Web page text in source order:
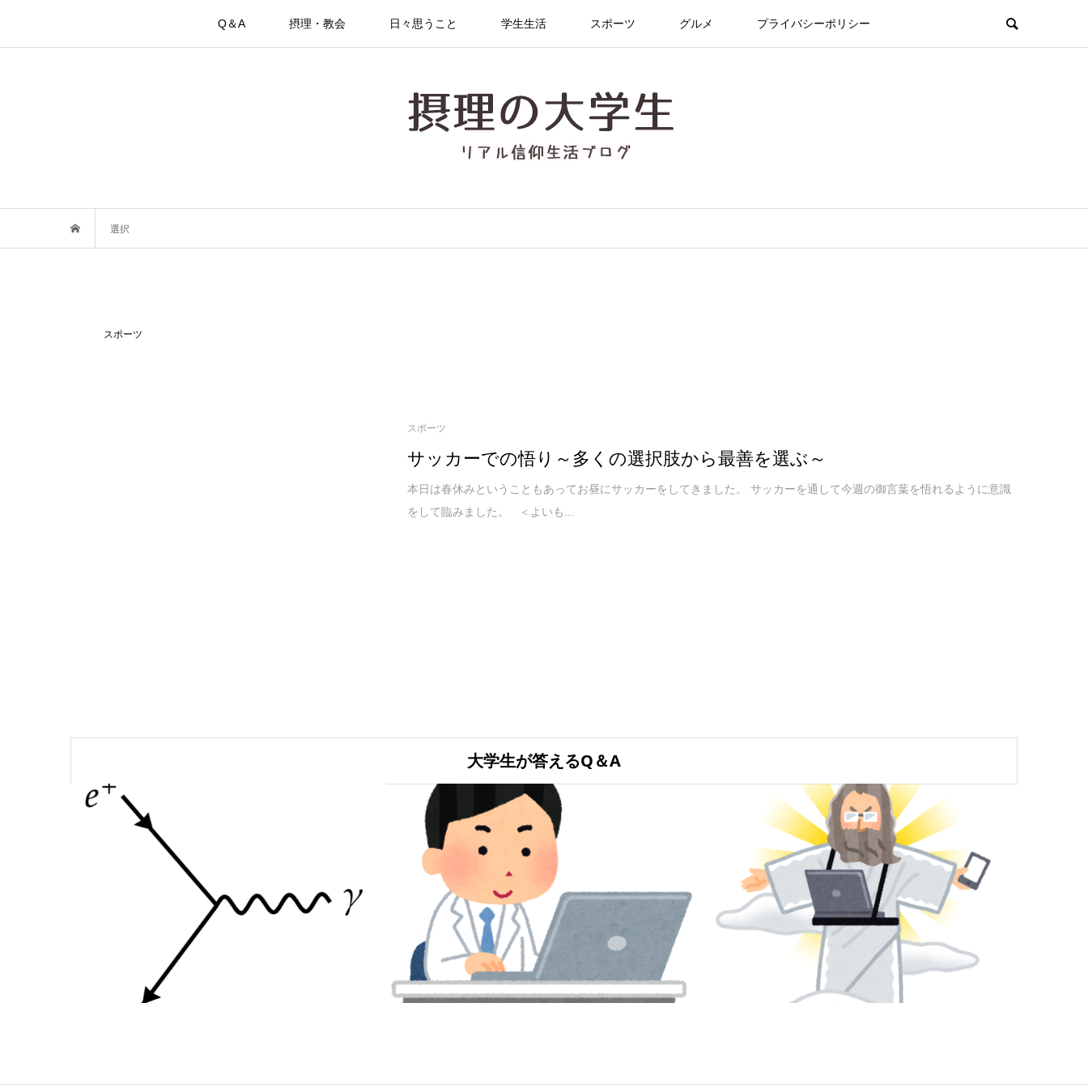
Q＆A 摂理・教会 日々思うこと 学生生活 スポーツ グルメ プライバシーポリシー
選択
スポーツ
スポーツ
サッカーでの悟り～多くの選択肢から最善を選ぶ～
本日は春休みということもあってお昼にサッカーをしてきました。 サッカーを通して今週の御言葉を悟れるように意識
をして臨みました。 ＜よいも...
大学生が答えるQ＆A